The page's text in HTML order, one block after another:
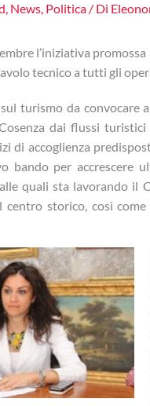
, News, Politica/ Di
l’iniziativa
tecnico a tutti gli
turismo da convocare
dai flussi
di accoglienza
bando per accrescere
quali sta lavorando il
storico, così